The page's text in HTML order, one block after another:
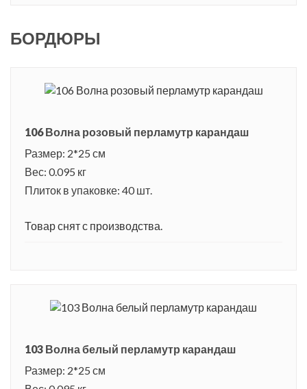
БОРДЮРЫ
106 Волна розовый перламутр карандаш
Размер: 2*25 см
Вес: 0.095 кг
Плиток в упаковке: 40 шт.
Товар снят с производства.
103 Волна белый перламутр карандаш
Размер: 2*25 см